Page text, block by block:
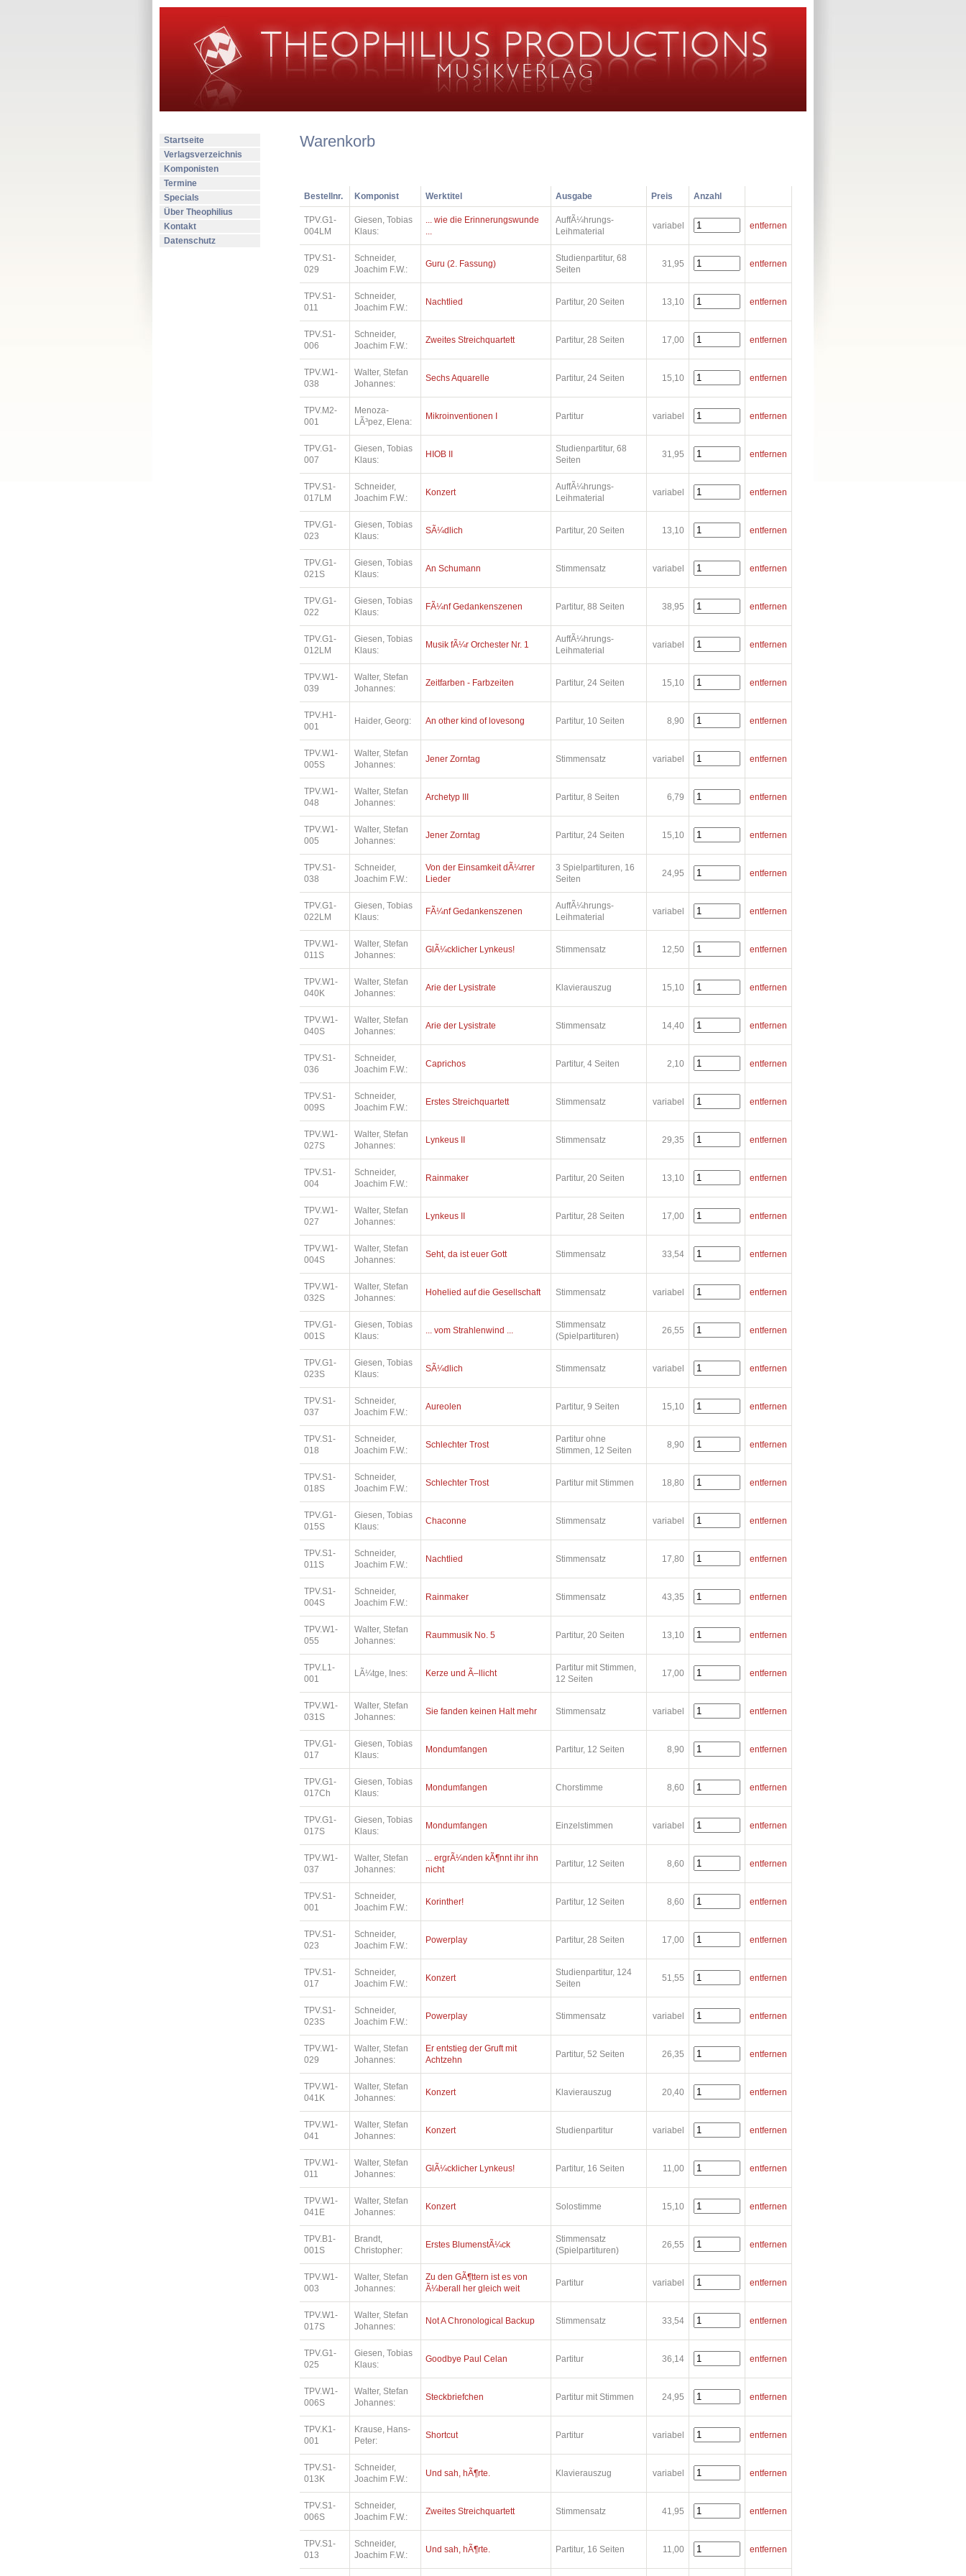
Startseite
Verlagsverzeichnis
Komponisten
Termine
Specials
Über Theophilius
Kontakt
Datenschutz
Warenkorb
Bestellnr. Komponist Werktitel Ausgabe Preis Anzahl
TPV.G1-
004LM
Giesen, Tobias
Klaus:
... wie die Erinnerungswunde
...
AuffÃ¼hrungs-
Leihmaterial
variabel entfernen
TPV.S1-
029
Schneider,
Joachim F.W.:
Guru (2. Fassung)
Studienpartitur, 68
Seiten
31,95 entfernen
TPV.S1-
011
Schneider,
Joachim F.W.:
Nachtlied Partitur, 20 Seiten 13,10 entfernen
TPV.S1-
006
Schneider,
Joachim F.W.:
Zweites Streichquartett Partitur, 28 Seiten 17,00 entfernen
TPV.W1-
038
Walter, Stefan
Johannes:
Sechs Aquarelle Partitur, 24 Seiten 15,10 entfernen
TPV.M2-
001
Menoza-
LÃ³pez, Elena:
Mikroinventionen I Partitur variabel entfernen
TPV.G1-
007
Giesen, Tobias
Klaus:
HIOB II
Studienpartitur, 68
Seiten
31,95 entfernen
TPV.S1-
017LM
Schneider,
Joachim F.W.:
Konzert
AuffÃ¼hrungs-
Leihmaterial
variabel entfernen
TPV.G1-
023
Giesen, Tobias
Klaus:
SÃ¼dlich Partitur, 20 Seiten 13,10 entfernen
TPV.G1-
021S
Giesen, Tobias
Klaus:
An Schumann Stimmensatz variabel entfernen
TPV.G1-
022
Giesen, Tobias
Klaus:
FÃ¼nf Gedankenszenen Partitur, 88 Seiten 38,95 entfernen
TPV.G1-
012LM
Giesen, Tobias
Klaus:
Musik fÃ¼r Orchester Nr. 1
AuffÃ¼hrungs-
Leihmaterial
variabel entfernen
TPV.W1-
039
Walter, Stefan
Johannes:
Zeitfarben - Farbzeiten Partitur, 24 Seiten 15,10 entfernen
TPV.H1-
001
Haider, Georg: An other kind of lovesong Partitur, 10 Seiten 8,90 entfernen
TPV.W1-
005S
Walter, Stefan
Johannes:
Jener Zorntag Stimmensatz variabel entfernen
TPV.W1-
048
Walter, Stefan
Johannes:
Archetyp III Partitur, 8 Seiten 6,79 entfernen
TPV.W1-
005
Walter, Stefan
Johannes:
Jener Zorntag Partitur, 24 Seiten 15,10 entfernen
TPV.S1-
038
Schneider,
Joachim F.W.:
Von der Einsamkeit dÃ¼rrer
Lieder
3 Spielpartituren, 16
Seiten
24,95 entfernen
TPV.G1-
022LM
Giesen, Tobias
Klaus:
FÃ¼nf Gedankenszenen
AuffÃ¼hrungs-
Leihmaterial
variabel entfernen
TPV.W1-
011S
Walter, Stefan
Johannes:
GlÃ¼cklicher Lynkeus! Stimmensatz 12,50 entfernen
TPV.W1-
040K
Walter, Stefan
Johannes:
Arie der Lysistrate Klavierauszug 15,10 entfernen
TPV.W1-
040S
Walter, Stefan
Johannes:
Arie der Lysistrate Stimmensatz 14,40 entfernen
TPV.S1-
036
Schneider,
Joachim F.W.:
Caprichos Partitur, 4 Seiten 2,10 entfernen
TPV.S1-
009S
Schneider,
Joachim F.W.:
Erstes Streichquartett Stimmensatz variabel entfernen
TPV.W1-
027S
Walter, Stefan
Johannes:
Lynkeus II Stimmensatz 29,35 entfernen
TPV.S1-
004
Schneider,
Joachim F.W.:
Rainmaker Partitur, 20 Seiten 13,10 entfernen
TPV.W1-
027
Walter, Stefan
Johannes:
Lynkeus II Partitur, 28 Seiten 17,00 entfernen
TPV.W1-
004S
Walter, Stefan
Johannes:
Seht, da ist euer Gott Stimmensatz 33,54 entfernen
TPV.W1-
032S
Walter, Stefan
Johannes:
Hohelied auf die Gesellschaft Stimmensatz variabel entfernen
TPV.G1-
001S
Giesen, Tobias
Klaus:
... vom Strahlenwind ...
Stimmensatz
(Spielpartituren)
26,55 entfernen
TPV.G1-
023S
Giesen, Tobias
Klaus:
SÃ¼dlich Stimmensatz variabel entfernen
TPV.S1-
037
Schneider,
Joachim F.W.:
Aureolen Partitur, 9 Seiten 15,10 entfernen
TPV.S1-
018
Schneider,
Joachim F.W.:
Schlechter Trost
Partitur ohne
Stimmen, 12 Seiten
8,90 entfernen
TPV.S1-
018S
Schneider,
Joachim F.W.:
Schlechter Trost Partitur mit Stimmen 18,80 entfernen
TPV.G1-
015S
Giesen, Tobias
Klaus:
Chaconne Stimmensatz variabel entfernen
TPV.S1-
011S
Schneider,
Joachim F.W.:
Nachtlied Stimmensatz 17,80 entfernen
TPV.S1-
004S
Schneider,
Joachim F.W.:
Rainmaker Stimmensatz 43,35 entfernen
TPV.W1-
055
Walter, Stefan
Johannes:
Raummusik No. 5 Partitur, 20 Seiten 13,10 entfernen
TPV.L1-
001
LÃ¼tge, Ines: Kerze und Ã–llicht
Partitur mit Stimmen,
12 Seiten
17,00 entfernen
TPV.W1-
031S
Walter, Stefan
Johannes:
Sie fanden keinen Halt mehr Stimmensatz variabel entfernen
TPV.G1-
017
Giesen, Tobias
Klaus:
Mondumfangen Partitur, 12 Seiten 8,90 entfernen
TPV.G1-
017Ch
Giesen, Tobias
Klaus:
Mondumfangen Chorstimme 8,60 entfernen
TPV.G1-
017S
Giesen, Tobias
Klaus:
Mondumfangen Einzelstimmen variabel entfernen
TPV.W1-
037
Walter, Stefan
Johannes:
... ergrÃ¼nden kÃ¶nnt ihr ihn
nicht
Partitur, 12 Seiten 8,60 entfernen
TPV.S1-
001
Schneider,
Joachim F.W.:
Korinther! Partitur, 12 Seiten 8,60 entfernen
TPV.S1-
023
Schneider,
Joachim F.W.:
Powerplay Partitur, 28 Seiten 17,00 entfernen
TPV.S1-
017
Schneider,
Joachim F.W.:
Konzert
Studienpartitur, 124
Seiten
51,55 entfernen
TPV.S1-
023S
Schneider,
Joachim F.W.:
Powerplay Stimmensatz variabel entfernen
TPV.W1-
029
Walter, Stefan
Johannes:
Er entstieg der Gruft mit
Achtzehn
Partitur, 52 Seiten 26,35 entfernen
TPV.W1-
041K
Walter, Stefan
Johannes:
Konzert Klavierauszug 20,40 entfernen
TPV.W1-
041
Walter, Stefan
Johannes:
Konzert Studienpartitur variabel entfernen
TPV.W1-
011
Walter, Stefan
Johannes:
GlÃ¼cklicher Lynkeus! Partitur, 16 Seiten 11,00 entfernen
TPV.W1-
041E
Walter, Stefan
Johannes:
Konzert Solostimme 15,10 entfernen
TPV.B1-
001S
Brandt,
Christopher:
Erstes BlumenstÃ¼ck
Stimmensatz
(Spielpartituren)
26,55 entfernen
TPV.W1-
003
Walter, Stefan
Johannes:
Zu den GÃ¶ttern ist es von
Ã¼berall her gleich weit
Partitur variabel entfernen
TPV.W1-
017S
Walter, Stefan
Johannes:
Not A Chronological Backup Stimmensatz 33,54 entfernen
TPV.G1-
025
Giesen, Tobias
Klaus:
Goodbye Paul Celan Partitur 36,14 entfernen
TPV.W1-
006S
Walter, Stefan
Johannes:
Steckbriefchen Partitur mit Stimmen 24,95 entfernen
TPV.K1-
001
Krause, Hans-
Peter:
Shortcut Partitur variabel entfernen
TPV.S1-
013K
Schneider,
Joachim F.W.:
Und sah, hÃ¶rte. Klavierauszug variabel entfernen
TPV.S1-
006S
Schneider,
Joachim F.W.:
Zweites Streichquartett Stimmensatz 41,95 entfernen
TPV.S1-
013
Schneider,
Joachim F.W.:
Und sah, hÃ¶rte. Partitur, 16 Seiten 11,00 entfernen